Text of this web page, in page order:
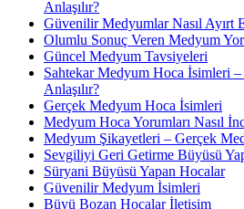
Anlaşılır?
Güvenilir Medyumlar Nasıl Ayırt
Olumlu Sonuç Veren Medyum
Güncel Medyum Tavsiyeleri
Sahtekar Medyum Hoca İsimleri
Anlaşılır?
Gerçek Medyum Hoca İsimleri
Medyum Hoca Yorumları Nasıl
Medyum Şikayetleri – Gerçek
Sevgiliyi Geri Getirme Büyüsü
Süryani Büyüsü Yapan Hocalar
Güvenilir Medyum İsimleri
Büyü Bozan Hocalar İletişim